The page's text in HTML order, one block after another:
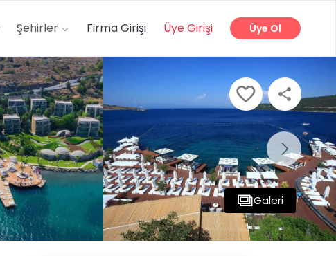
Şehirler Firma Girişi Üye Girişi Üye Ol
Galeri